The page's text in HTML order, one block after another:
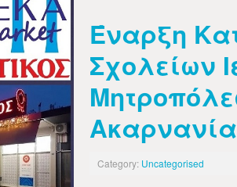
Έναρξη
Σχολείων
Category: Uncategorised